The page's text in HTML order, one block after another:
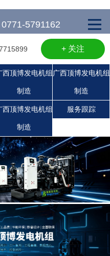
0771-5791162
+ 关注
西顶博发电机组
制造
广西顶博发电机组
制造
西顶博发电机组
制造
服务跟踪
:静音发电机组
:潍柴发电机组
机组
:沃尔沃发电机组
电机组制造
机组
机组